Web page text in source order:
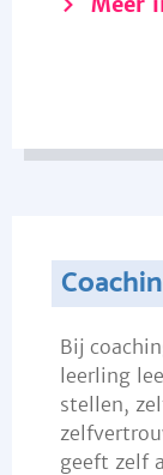
Bij
leerling
stellen,
geeft zelf